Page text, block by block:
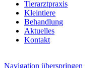
Tierarztpraxis
Kleintiere
Behandlung
Aktuelles
Kontakt
Navigation überspringen